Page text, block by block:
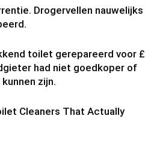
Drogervellen nauwelijks
toilet gerepareerd voor £
had niet goedkoper of
zijn.
Cleaners That Actually